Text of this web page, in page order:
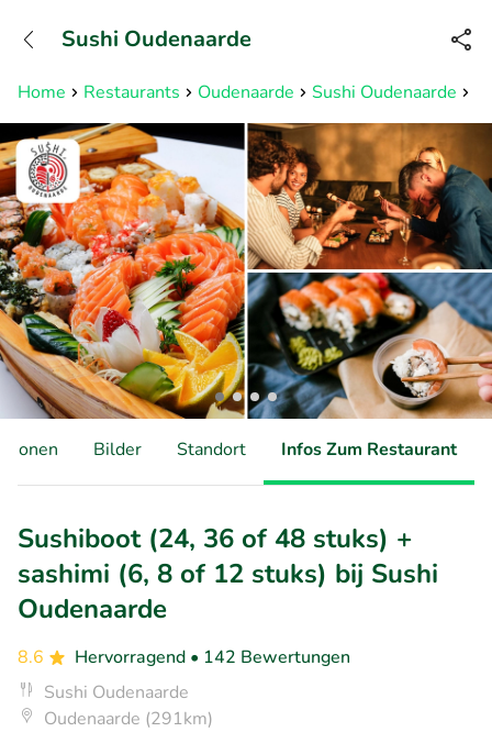
Erreichbar bis 23:00 Uhr (max
0,09€/Min)
Home Restaurants Oudenaarde Sushi Oudenaarde
Sushi Oudenaarde
Bilder Standort Infos Zum Restaurant
Sushiboot (24, 36 of 48 stuks) +
sashimi (6, 8 of 12 stuks) bij Sushi
Oudenaarde
8.6 Hervorragend • 142 Bewertungen
Sushi Oudenaarde
Oudenaarde (291km)